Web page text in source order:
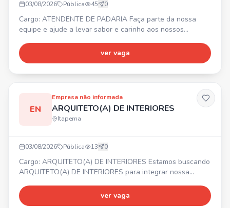
03/08/2026 Pública 45 0
Cargo: ATENDENTE DE PADARIA Faça parte da nossa
equipe e ajude a levar sabor e carinho aos nossos
(fechamento) 💰 SALÁRIO: A COMBINAR ✅ REQUISITO:
Experiência com padaria (será um diferencial!)
ver vaga
EN
Empresa não informada
ARQUITETO(A) DE INTERIORES
Itapema
03/08/2026 Pública 13 0
Cargo: ARQUITETO(A) DE INTERIORES Estamos buscando
ARQUITETO(A) DE INTERIORES para integrar nossa
projetos, layouts, memoriais, especificação de materiais,
modelagem 3D, levantamento de medidas,
ver vaga